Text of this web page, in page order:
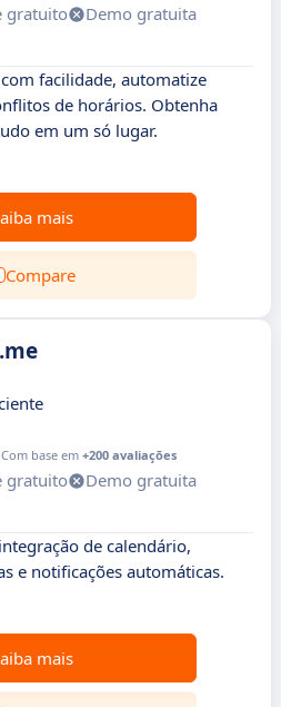
gratuito
Demo gratuita
facilidade, automatize
de horários. Obtenha
em um só lugar.
mais
Compare
Com base em +200 avaliações
gratuito
Demo gratuita
de calendário,
e notificações automáticas.
mais